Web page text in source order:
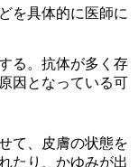
を具体的に医師に
る。抗体が多く存
因となっている可
て、皮膚の状態を
たり、かゆみが出